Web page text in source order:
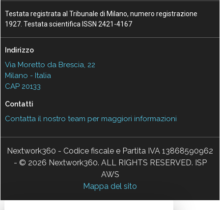
Testata registrata al Tribunale di Milano, numero registrazione
1927. Testata scientifica ISSN 2421-4167
Indirizzo
Via Moretto da Brescia, 22
Milano - Italia
CAP 20133
Contatti
Contatta il nostro team per maggiori informazioni
Nextwork360 - Codice fiscale e Partita IVA 13868590962
- © 2026 Nextwork360. ALL RIGHTS RESERVED. ISP
AWS
Mappa del sito